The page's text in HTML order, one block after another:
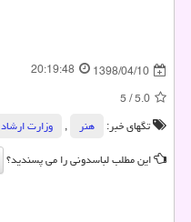
1398/04/10
20:19:48
5.0
/
5
تگهای خبر:
هنر , وزارت ارشاد
این مطلب لباسدونی را می پسندید؟